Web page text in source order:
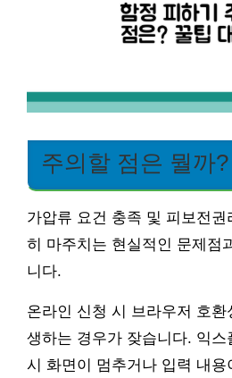
주의할 점은 뭘까?
가압류 요건 충족 및 피보전
히 마주치는 현실적인 문제점
니다.
온라인 신청 시 브라우저 호
생하는 경우가 잦습니다. 익스
시 화면이 멈추거나 입력 내용